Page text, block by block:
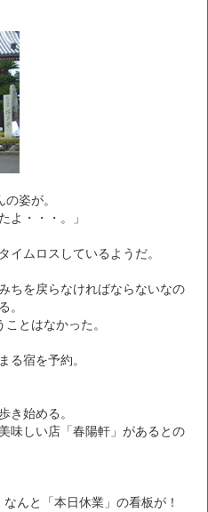
姿が。
よ・・・。」
イムロスしているようだ。
ちを戻らなければならないなの
。
とはなかった。
る宿を予約。
き始める。
味しい店「春陽軒」があるとの
んと「本日休業」の看板が！